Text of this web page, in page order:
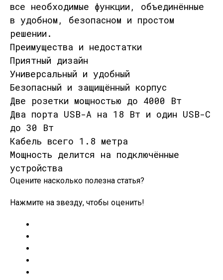
все необходимые функции, объединённые
в удобном, безопасном и простом
решении.
Преимущества и недостатки
Приятный дизайн
Универсальный и удобный
Безопасный и защищённый корпус
Две розетки мощностью до 4000 Вт
Два порта USB-A на 18 Вт и один USB-C
до 30 Вт
Кабель всего 1.8 метра
Мощность делится на подключённые
устройства
Оцените насколько полезна статья?
Нажмите на звезду, чтобы оценить!